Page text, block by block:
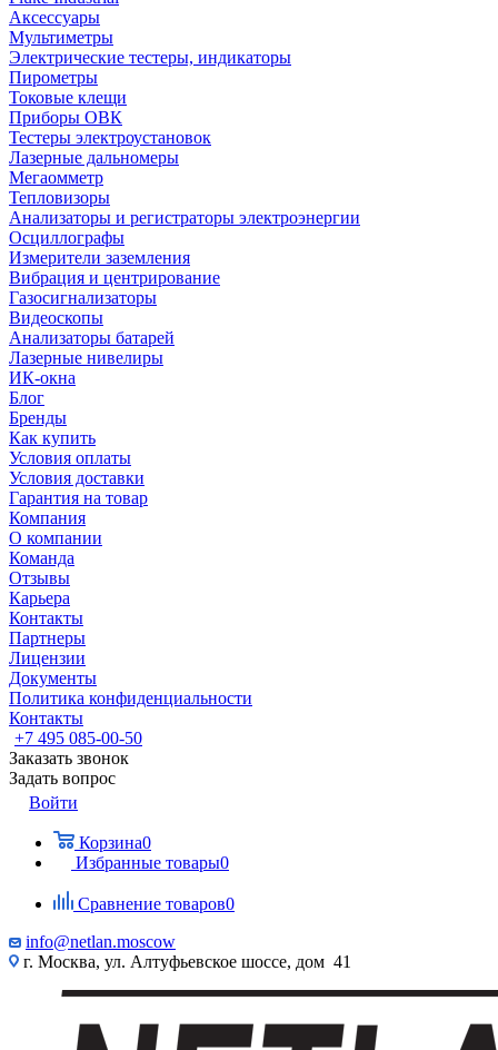
Аксессуары
Мультиметры
Электрические тестеры, индикаторы
Пирометры
Токовые клещи
Приборы ОВК
Тестеры электроустановок
Лазерные дальномеры
Мегаомметр
Тепловизоры
Анализаторы и регистраторы электроэнергии
Осциллографы
Измерители заземления
Вибрация и центрирование
Газосигнализаторы
Видеоскопы
Анализаторы батарей
Лазерные нивелиры
ИК-окна
Блог
Бренды
Как купить
Условия оплаты
Условия доставки
Гарантия на товар
Компания
О компании
Команда
Отзывы
Карьера
Контакты
Партнеры
Лицензии
Документы
Политика конфиденциальности
Контакты
+7 495 085-00-50
Заказать звонок
Задать вопрос
Войти
Корзина0
Избранные товары0
Сравнение товаров0
info@netlan.moscow
г. Москва, ул. Алтуфьевское шоссе, дом 41